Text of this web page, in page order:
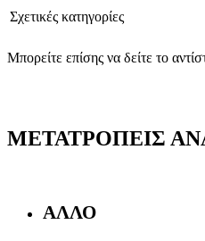
Σχετικές κατηγορίες
Μπορείτε επίσης να δείτε το
ΜΕΤΑΤΡΟΠΕΊΣ
ΆΛΛΟ